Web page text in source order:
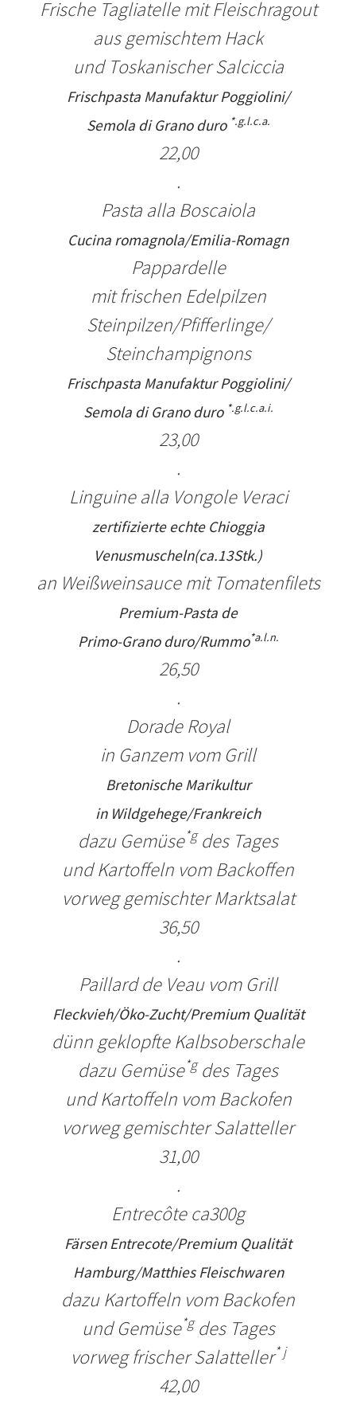
Frische Tagliatelle mit Fleischragout
aus gemischtem Hack
und Toskanischer Salciccia
Frischpasta Manufaktur Poggiolini/
Semola di Grano duro *.g.l.c.a.
22,00
.
Pasta alla Boscaiola
Cucina romagnola/Emilia-Romagn
Pappardelle
mit frischen Edelpilzen
Steinpilzen/Pfifferlinge/
Steinchampignons
Frischpasta Manufaktur Poggiolini/
Semola di Grano duro *.g.l.c.a.i.
23,00
.
Linguine alla Vongole Veraci
zertifizierte echte Chioggia
Venusmuscheln(ca.13Stk.)
an Weißweinsauce mit Tomatenfilets
Premium-Pasta de
Primo-Grano duro/Rummo*a.l.n.
26,50
.
Dorade Royal
in Ganzem vom Grill
Bretonische Marikultur
in Wildgehege/Frankreich
dazu Gemüse*gdes Tages
und Kartoffeln vom Backoffen
vorweg gemischter Marktsalat
36,50
.
Paillard de Veau vom Grill
Fleckvieh/Öko-Zucht/Premium Qualität
dünn geklopfte Kalbsoberschale
dazu Gemüse*gdes Tages
und Kartoffeln vom Backofen
vorweg gemischter Salatteller
31,00
.
Entrecôte ca300g
Färsen Entrecote/Premium Qualität
Hamburg/Matthies Fleischwaren
dazu Kartoffeln vom Backofen
und Gemüse*gdes Tages
vorweg frischer Salatteller* j
42,00